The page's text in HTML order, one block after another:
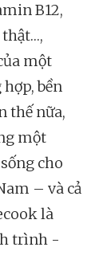
B12,
thật…,
một
bền
thế nữa,
một
cho
– và cả
là
trình -